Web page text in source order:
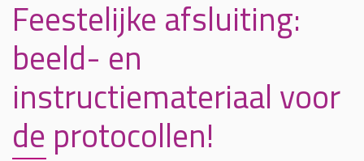
instructiemateriaal voor de protocollen!
Feestelijke afsluiting:
beeld- en
instructiemateriaal voor
de protocollen!